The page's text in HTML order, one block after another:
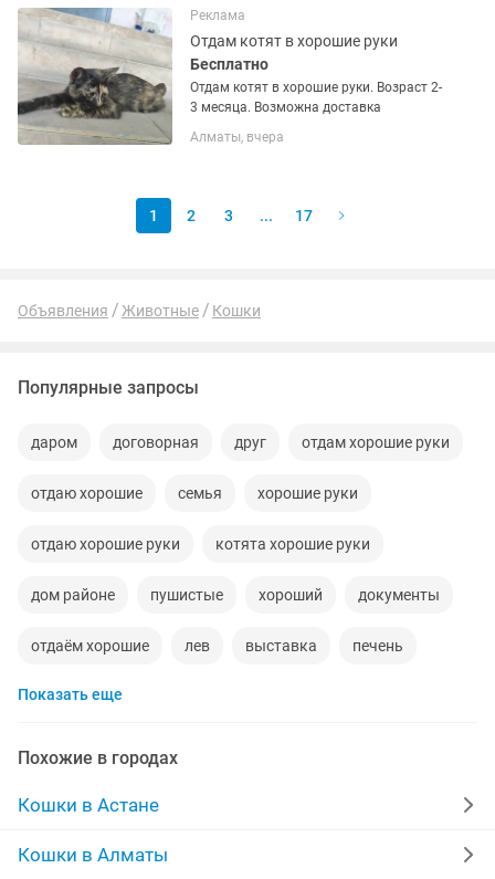
Реклама
Отдам котят в хорошие руки
Бесплатно
Отдам котят в хорошие руки. Возраст 2-
3 месяца. Возможна доставка
Алматы, вчера
1 2 3 ... 17
Объявления Животные Кошки
Популярные запросы
даром договорная друг отдам хорошие руки
отдаю хорошие семья хорошие руки
отдаю хорошие руки котята хорошие руки
дом районе пушистые хороший документы
отдаём хорошие лев выставка печень
отдаём котёнка хорошие
отдаём кошечку возраст
здоровье левом берегу
Показать еще
Похожие в городах
Кошки в Астане
Кошки в Алматы